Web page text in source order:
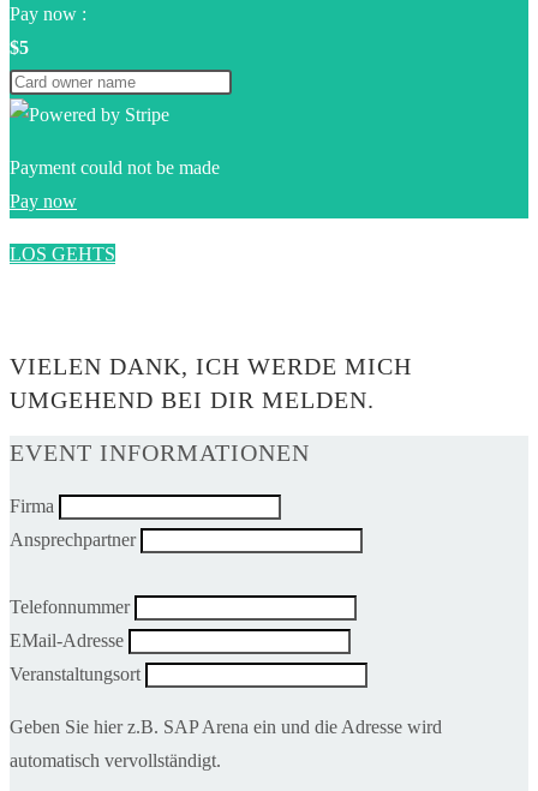
Pay now :
$5
Payment could not be made
Pay now
LOS GEHTS
VIELEN DANK, ICH WERDE MICH
UMGEHEND BEI DIR MELDEN.
EVENT INFORMATIONEN
Firma
Ansprechpartner
Telefonnummer
EMail-Adresse
Veranstaltungsort
Geben Sie hier z.B. SAP Arena ein und die Adresse wird
automatisch vervollständigt.